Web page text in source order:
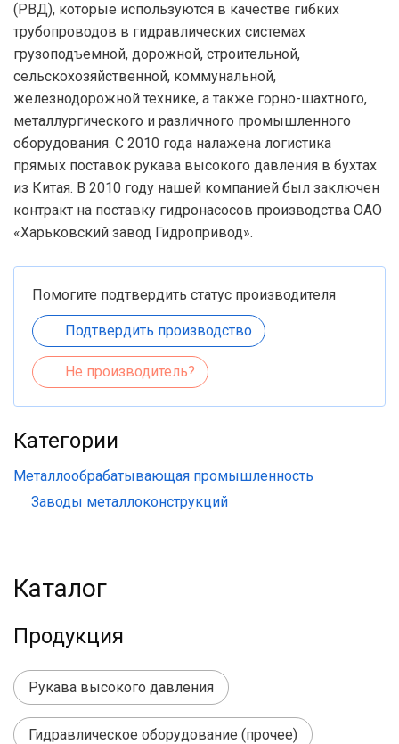
(РВД), которые используются в качестве гибких
трубопроводов в гидравлических системах
грузоподъемной, дорожной, строительной,
сельскохозяйственной, коммунальной,
железнодорожной технике, а также горно-шахтного,
металлургического и различного промышленного
оборудования. С 2010 года налажена логистика
прямых поставок рукава высокого давления в бухтах
из Китая. В 2010 году нашей компанией был заключен
контракт на поставку гидронасосов производства ОАО
«Харьковский завод Гидропривод».
Помогите подтвердить статус производителя
Подтвердить производство
Не производитель?
Категории
Металлообрабатывающая промышленность
Заводы металлоконструкций
Каталог
Продукция
Рукава высокого давления
Гидравлическое оборудование (прочее)